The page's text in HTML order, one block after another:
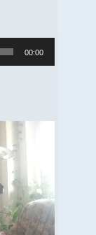
00:00